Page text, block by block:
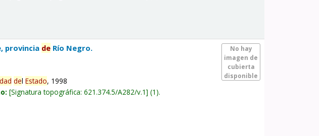
No hay
imagen de
cubierta
disponible
provincia de Río Negro.
delEstado, 1998
Signatura topográfica:621.374.5/A282/v.1 (1).